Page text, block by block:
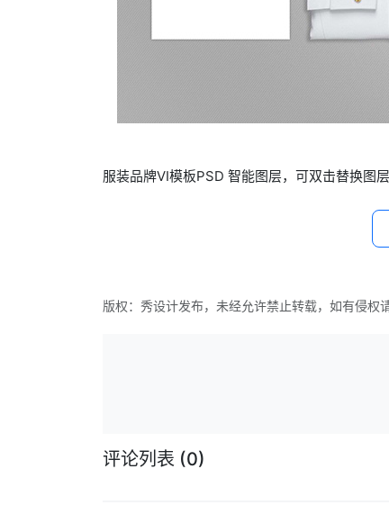
服装品牌VI模板PSD 智能图层，可双击替换图层
版权：秀设计发布，未经允许禁止转载，如有侵权
评论列表 (0)